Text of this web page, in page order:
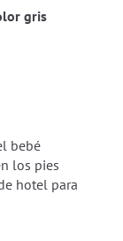
gris
bebé
los pies
hotel para